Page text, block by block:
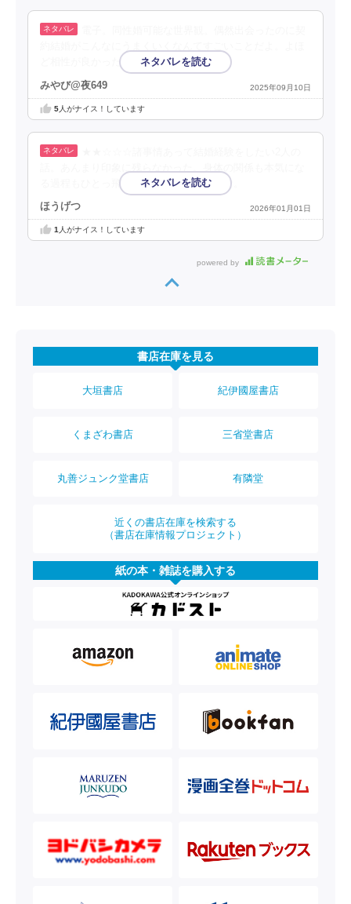
ど相性が良かったのではなかろうか。
みやび@夜649 2025年09月10日
5人がナイス！しています
る過程もひとっ飛びな感じだったからかな。
ほうげつ 2026年01月01日
1 人がナイス！しています
powered by
書店在庫を見る
大垣書店 紀伊國屋書店
くまざわ書店 三省堂書店
丸善ジュンク堂書店 有隣堂
近くの書店在庫を検索する
（書店在庫情報プロジェクト）
紙の本・雑誌を購入する